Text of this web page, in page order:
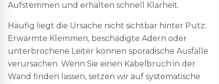
Aufstemmen und erhalten schnell Klarheit.
Häufig liegt die Ursache nicht sichtbar hinter Putz:
Erwärmte Klemmen, beschädigte Adern oder
unterbrochene Leiter können sporadische Ausfälle
verursachen. Wenn Sie einen Kabelbruch in der
Wand finden lassen, setzen wir auf systematische